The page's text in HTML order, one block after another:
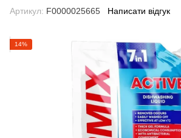
Артикул: F0000025665 Написати відгук
14%